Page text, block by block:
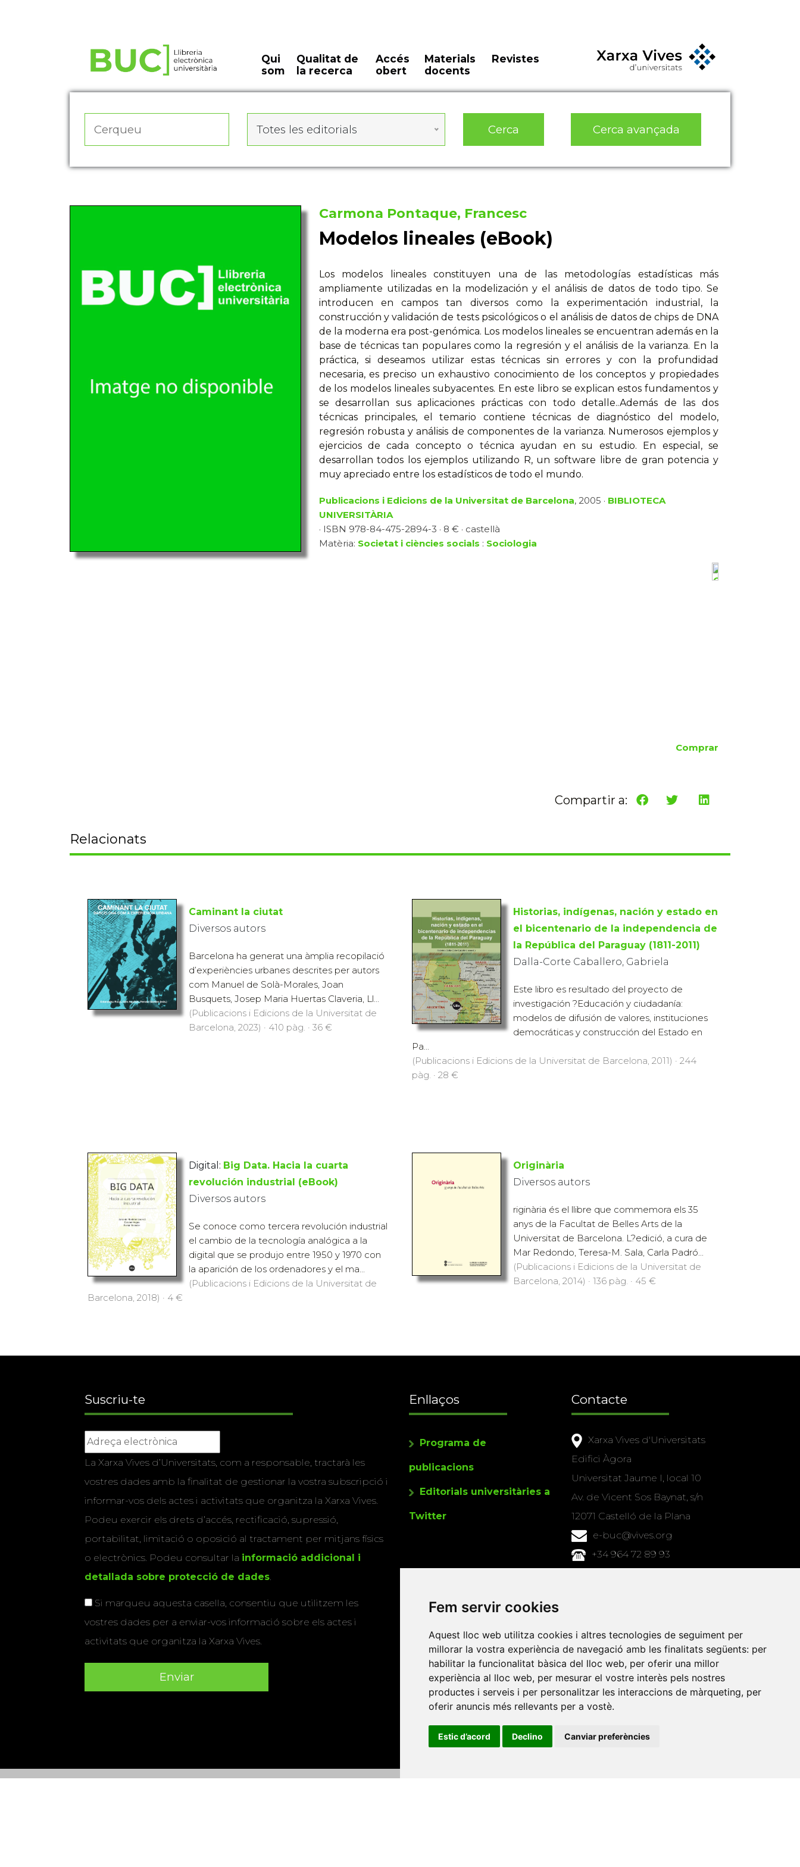
Fem servir cookies
Aquest lloc web utilitza cookies i altres tecnologies de seguiment per
millorar la vostra experiència de navegació amb les finalitats següents: per
habilitar la funcionalitat bàsica del lloc web, per oferir una millor
experiència al lloc web, per mesurar el vostre interès pels nostres
productes i serveis i per personalitzar les interaccions de màrqueting, per
oferir anuncis més rellevants per a vostè.
Estic d’acord Declino Canviar preferències
Qui
som
Qualitat de
la recerca
Accés
obert
Materials
docents
Revistes
Totes les editorials Cerca Cerca avançada
Carmona Pontaque, Francesc
Modelos lineales (eBook)
Los modelos lineales constituyen una de las metodologías estadísticas más
ampliamente utilizadas en la modelización y el análisis de datos de todo tipo. Se
introducen en campos tan diversos como la experimentación industrial, la
construcción y validación de tests psicológicos o el análisis de datos de chips de DNA
de la moderna era post-genómica. Los modelos lineales se encuentran además en la
base de técnicas tan populares como la regresión y el análisis de la varianza. En la
práctica, si deseamos utilizar estas técnicas sin errores y con la profundidad
necesaria, es preciso un exhaustivo conocimiento de los conceptos y propiedades
de los modelos lineales subyacentes. En este libro se explican estos fundamentos y
se desarrollan sus aplicaciones prácticas con todo detalle..Además de las dos
técnicas principales, el temario contiene técnicas de diagnóstico del modelo,
regresión robusta y análisis de componentes de la varianza. Numerosos ejemplos y
ejercicios de cada concepto o técnica ayudan en su estudio. En especial, se
desarrollan todos los ejemplos utilizando R, un software libre de gran potencia y
muy apreciado entre los estadísticos de todo el mundo.
Publicacions i Edicions de la Universitat de Barcelona, 2005 · BIBLIOTECA
UNIVERSITÀRIA
· ISBN 978-84-475-2894-3 · 8 € · castellà
Matèria: Societat i ciències socials : Sociologia
Comprar
Compartir a:
Relacionats
Caminant la ciutat
Diversos autors
Barcelona ha generat una àmplia recopilació
d’experiències urbanes descrites per autors
com Manuel de Solà-Morales, Joan
Busquets, Josep Maria Huertas Claveria, Ll...
(Publicacions i Edicions de la Universitat de
Barcelona, 2023) · 410 pàg. · 36 €
Historias, indígenas, nación y estado en
el bicentenario de la independencia de
la República del Paraguay (1811-2011)
Dalla-Corte Caballero, Gabriela
Este libro es resultado del proyecto de
investigación ?Educación y ciudadanía:
modelos de difusión de valores, instituciones
democráticas y construcción del Estado en
Pa...
(Publicacions i Edicions de la Universitat de Barcelona, 2011) · 244
pàg. · 28 €
Digital: Big Data. Hacia la cuarta
revolución industrial (eBook)
Diversos autors
Se conoce como tercera revolución industrial
el cambio de la tecnología analógica a la
digital que se produjo entre 1950 y 1970 con
la aparición de los ordenadores y el ma...
(Publicacions i Edicions de la Universitat de
Barcelona, 2018) · 4 €
Originària
Diversos autors
riginària és el llibre que commemora els 35
anys de la Facultat de Belles Arts de la
Universitat de Barcelona. L?edició, a cura de
Mar Redondo, Teresa-M. Sala, Carla Padró...
(Publicacions i Edicions de la Universitat de
Barcelona, 2014) · 136 pàg. · 45 €
Suscriu-te
La Xarxa Vives d’Universitats, com a responsable, tractarà les
vostres dades amb la finalitat de gestionar la vostra subscripció i
informar-vos dels actes i activitats que organitza la Xarxa Vives.
Podeu exercir els drets d’accés, rectificació, supressió,
portabilitat, limitació o oposició al tractament per mitjans físics
o electrònics. Podeu consultar la informació addicional i
detallada sobre protecció de dades
Si marqueu aquesta casella, consentiu que utilitzem les
vostres dades per a enviar-vos informació sobre els actes i
activitats que organitza la Xarxa Vives.
Enllaços
Programa de
publicacions
Editorials universitàries a
Twitter
Contacte
Xarxa Vives d'Universitats
Edifici Àgora
Universitat Jaume I, local 10
Av. de Vicent Sos Baynat, s/n
12071 Castelló de la Plana
e-buc@vives.org
+34 964 72 89 93